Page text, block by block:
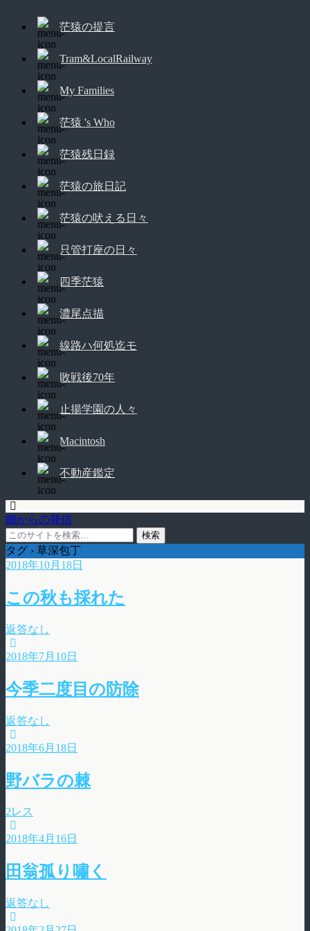
茫猿の提言
Tram&LocalRailway
My Families
茫猿 's Who
茫猿残日録
茫猿の旅日記
茫猿の吠える日々
只管打座の日々
四季茫猿
濃尾点描
線路ハ何処迄モ
敗戦後70年
止揚学園の人々
Macintosh
不動産鑑定
鄙からの発信
タグ › 草深包丁
2018年10月18日
この秋も採れた
返答なし
2018年7月10日
今季二度目の防除
返答なし
2018年6月18日
野バラの棘
2レス
2018年4月16日
田翁孤り嘯く
返答なし